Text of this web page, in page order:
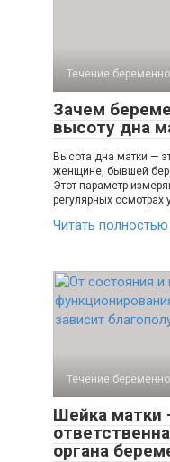
Течение
Зачем
высоту дна
Высота дна матки —
женщине, бывшей
Этот параметр
регулярных осмотрах
Читать полностью
Течение
Шейка матки
органа